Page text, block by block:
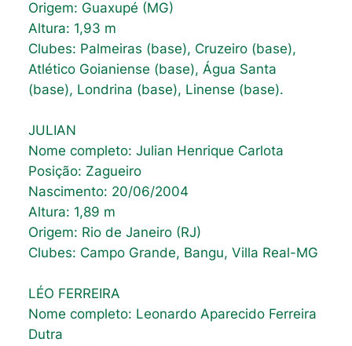
Origem: Guaxupé (MG)
Altura: 1,93 m
Clubes: Palmeiras (base), Cruzeiro (base),
Atlético Goianiense (base), Água Santa
(base), Londrina (base), Linense (base).
JULIAN
Nome completo: Julian Henrique Carlota
Posição: Zagueiro
Nascimento: 20/06/2004
Altura: 1,89 m
Origem: Rio de Janeiro (RJ)
Clubes: Campo Grande, Bangu, Villa Real-MG
LÉO FERREIRA
Nome completo: Leonardo Aparecido Ferreira
Dutra